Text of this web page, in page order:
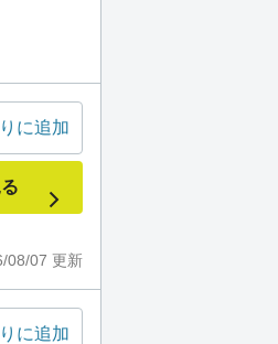
08/07 更新
に追加
に追加